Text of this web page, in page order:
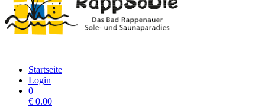
Startseite
Login
0
€ 0.00